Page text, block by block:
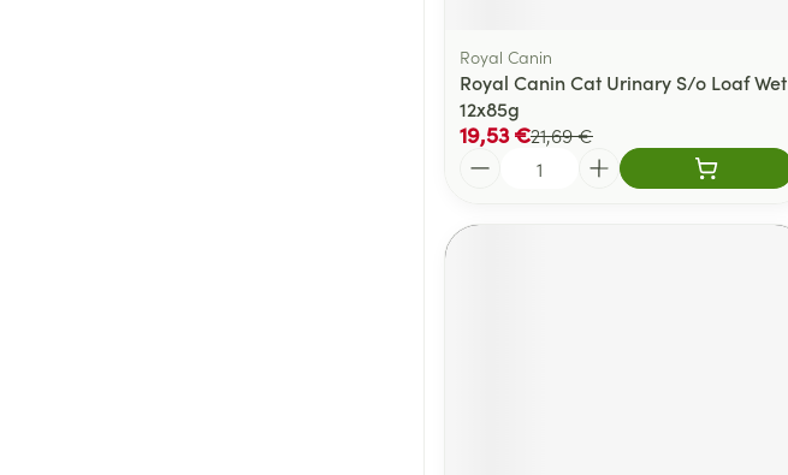
Royal Canin
Royal Canin Cat Urinary S/o Loaf Wet
12x85g
21,69 €
19,53 €